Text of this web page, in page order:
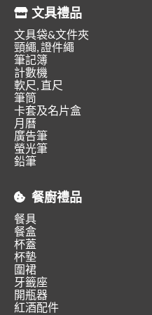
文具禮品
文具袋&文件夾
頸繩, 證件繩
筆記簿
計數機
軟尺, 直尺
筆筒
卡套及名片盒
月曆
廣告筆
螢光筆
鉛筆
餐廚禮品
餐具
餐盒
杯蓋
杯墊
圍裙
牙籤座
開瓶器
紅酒配件